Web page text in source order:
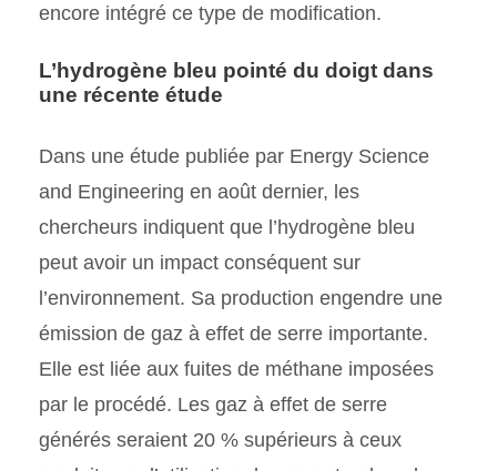
encore intégré ce type de modification.
L’hydrogène bleu pointé du doigt dans
une récente étude
Dans une étude publiée par Energy Science
and Engineering en août dernier, les
chercheurs indiquent que l’hydrogène bleu
peut avoir un impact conséquent sur
l’environnement. Sa production engendre une
émission de gaz à effet de serre importante.
Elle est liée aux fuites de méthane imposées
par le procédé. Les gaz à effet de serre
générés seraient 20 % supérieurs à ceux